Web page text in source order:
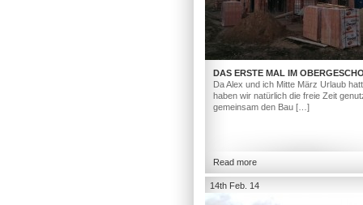
DAS ERSTE MAL IM
Da Alex und ich Mitte März Urlaub
haben wir natürlich die freie Zeit
gemeinsam den Bau […]
Read more
14th Feb. 14